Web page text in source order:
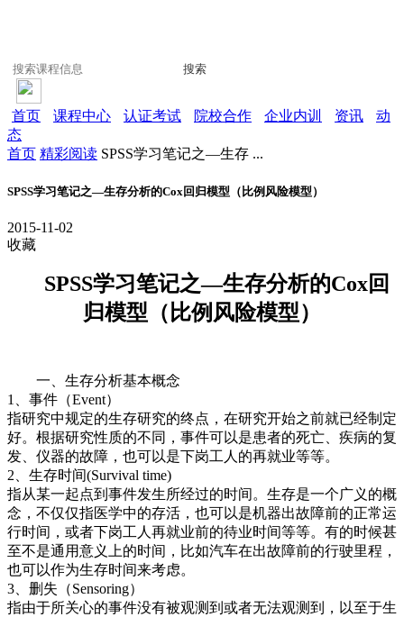
搜索
首页 课程中心 认证考试 院校合作 企业内训 资讯
动
态
首页 精彩阅读 SPSS学习笔记之—生存 ...
SPSS学习笔记之—生存分析的Cox回归模型（比例风险模型）
2015-11-02
收藏
SPSS学习笔记之—生存分析的Cox回
归模型（比例风险模型）
一、生存分析基本概念
1、事件（Event）
指研究中规定的生存研究的终点，在研究开始之前就已经制定
好。根据研究性质的不同，事件可以是患者的死亡、疾病的复
发、仪器的故障，也可以是下岗工人的再就业等等。
2、生存时间(Survival time)
指从某一起点到事件发生所经过的时间。生存是一个广义的概
念，不仅仅指医学中的存活，也可以是机器出故障前的正常运
行时间，或者下岗工人再就业前的待业时间等等。有的时候甚
至不是通用意义上的时间，比如汽车在出故障前的行驶里程，
也可以作为生存时间来考虑。
3、删失（Sensoring）
指由于所关心的事件没有被观测到或者无法观测到，以至于生